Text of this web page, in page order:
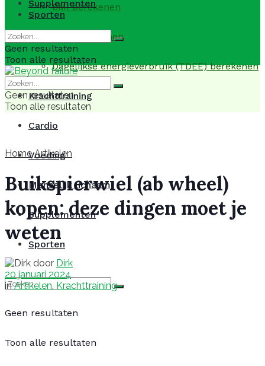
BMI berekenen
BMR berekenen
Dagelijkse energieverbruik (TDEE) berekenen
Krachttraining
Cardio
Voeding
Menselijk lichaam
Supplementen
Sporten
Geen resultaten
Toon alle resultaten
Supplementen
Sporten
Geen resultaten
Toon alle resultaten
Geen resultaten
Toon alle resultaten
Home Artikelen
Buikspierwiel (ab wheel)
kopen: deze dingen moet je
weten
door Dirk
20 januari 2024
in Artikelen, Krachttraining